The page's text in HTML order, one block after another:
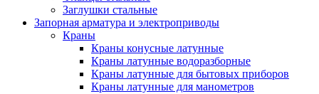
Заглушки стальные
Запорная арматура и электроприводы
Краны
Краны конусные латунные
Краны латунные водоразборные
Краны латунные для бытовых приборов
Краны латунные для манометров